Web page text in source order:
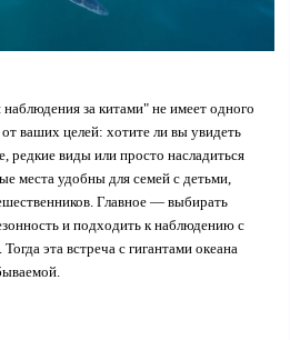
за китами" не имеет одного
от ваших целей: хотите ли вы увидеть
редкие виды или просто насладиться
места удобны для семей с детьми,
Главное — выбирать
и подходить к наблюдению с
эта встреча с гигантами океана